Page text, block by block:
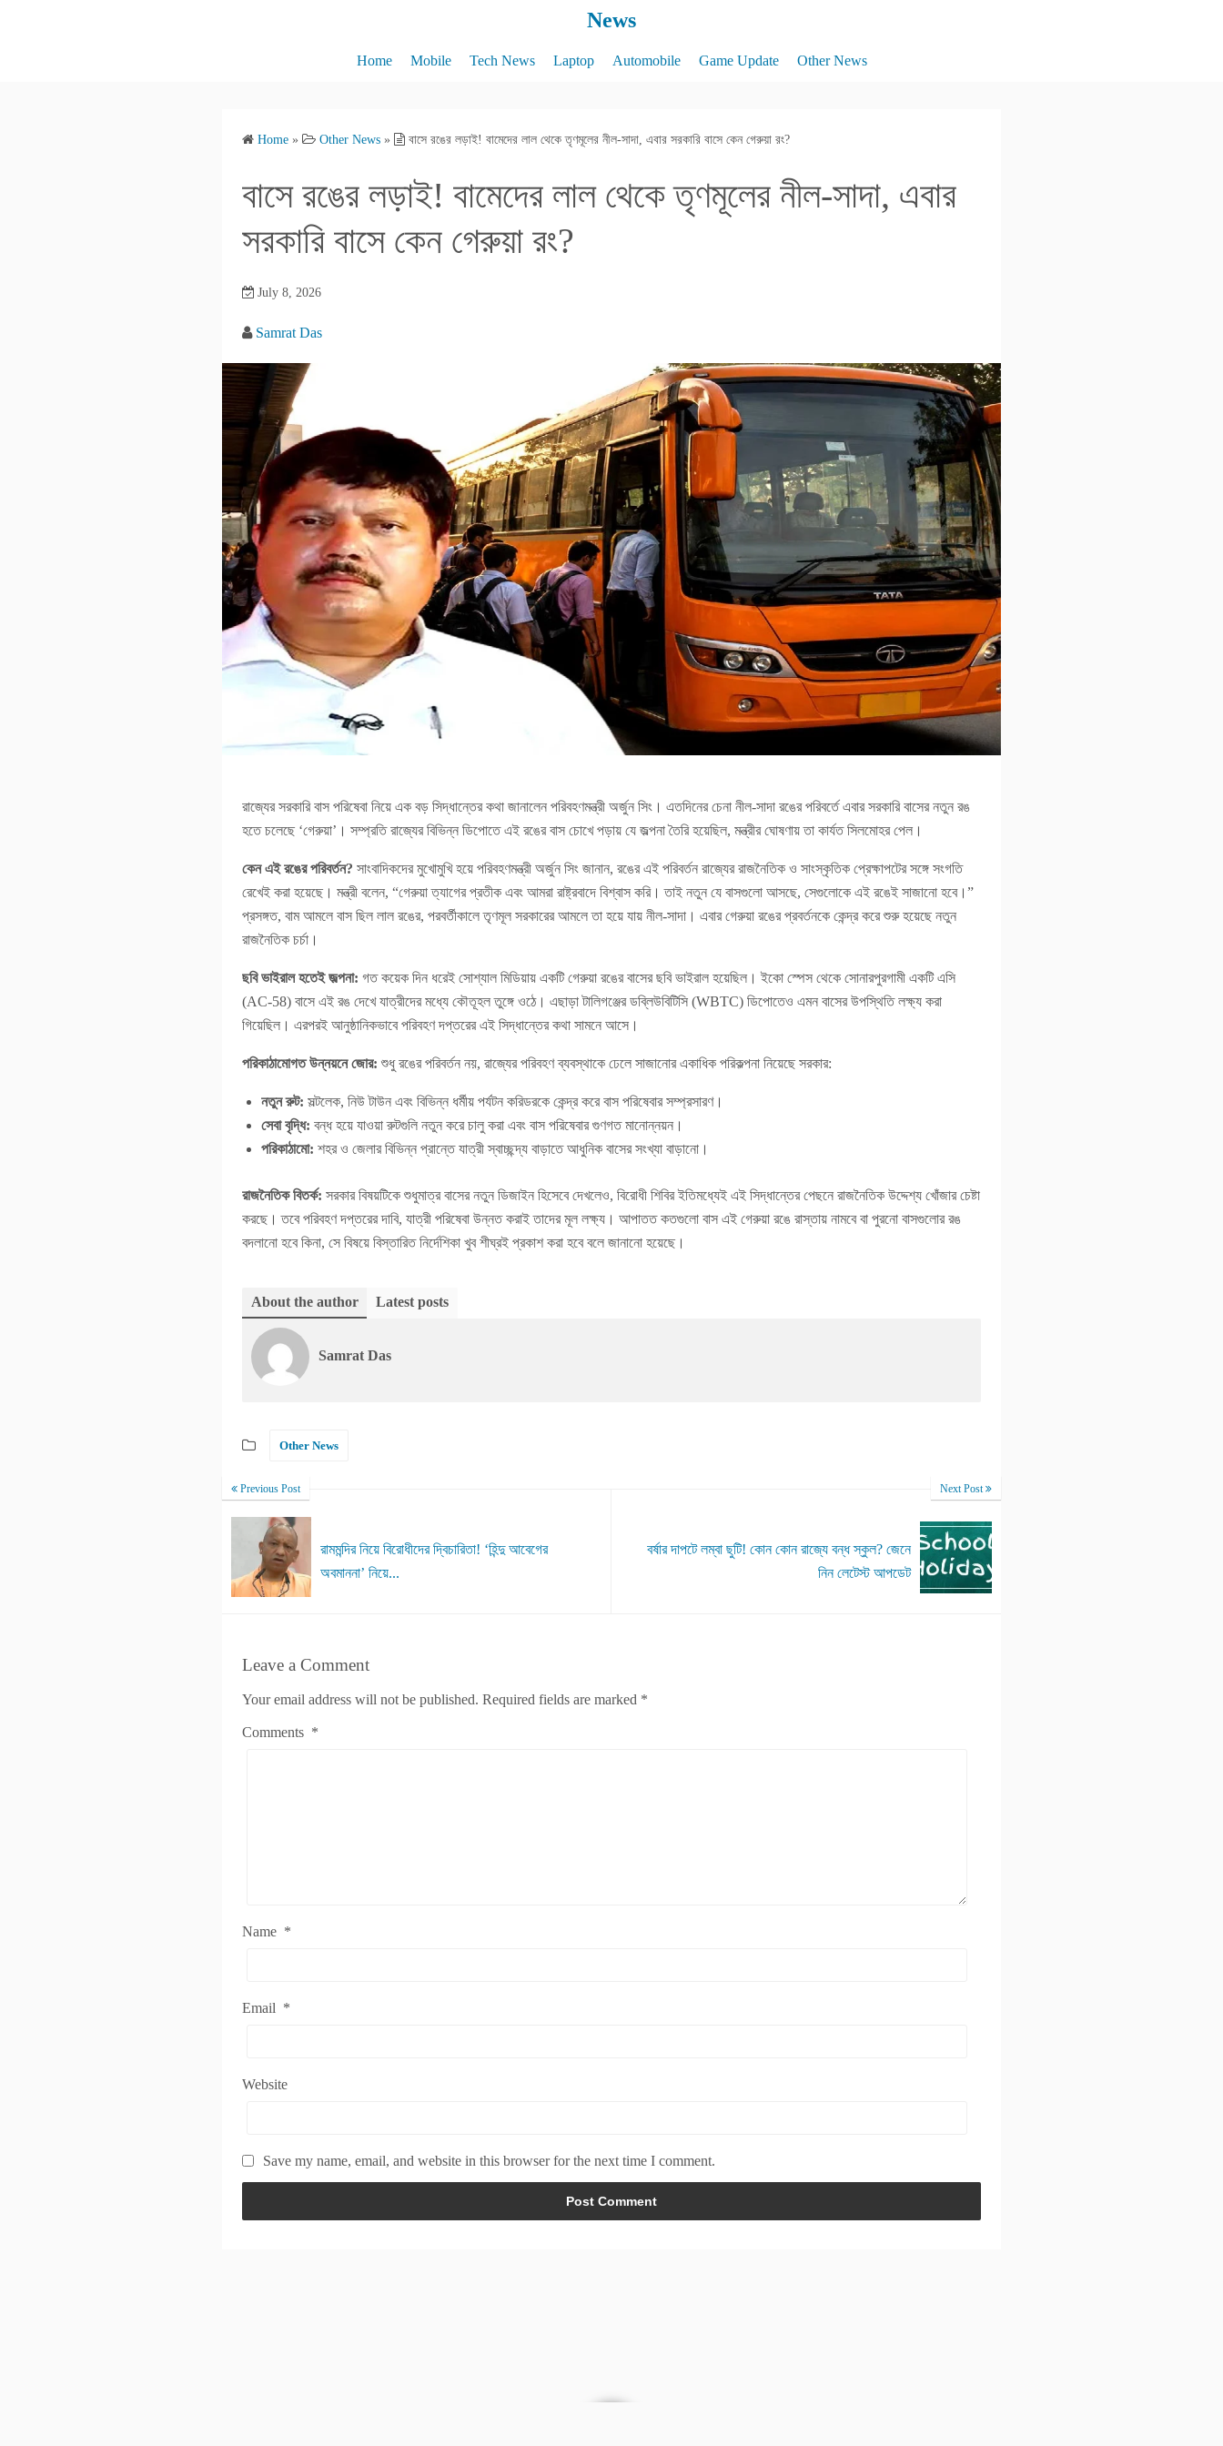
News
Home Mobile Tech News Laptop Automobile Game Update Other News
Home » Other News » বাসে রঙের লড়াই! বামেদের লাল থেকে তৃণমূলের নীল-সাদা, এবার সরকারি বাসে কেন গেরুয়া রং?
বাসে রঙের লড়াই! বামেদের লাল থেকে তৃণমূলের নীল-সাদা, এবার
সরকারি বাসে কেন গেরুয়া রং?
July 8, 2026
Samrat Das
রাজ্যের সরকারি বাস পরিষেবা নিয়ে এক বড় সিদ্ধান্তের কথা জানালেন পরিবহণমন্ত্রী অর্জুন সিং। এতদিনের চেনা নীল-সাদা রঙের পরিবর্তে এবার সরকারি বাসের নতুন রঙ
হতে চলেছে ‘গেরুয়া’। সম্প্রতি রাজ্যের বিভিন্ন ডিপোতে এই রঙের বাস চোখে পড়ায় যে জল্পনা তৈরি হয়েছিল, মন্ত্রীর ঘোষণায় তা কার্যত সিলমোহর পেল।
কেন এই রঙের পরিবর্তন? সাংবাদিকদের মুখোমুখি হয়ে পরিবহণমন্ত্রী অর্জুন সিং জানান, রঙের এই পরিবর্তন রাজ্যের রাজনৈতিক ও সাংস্কৃতিক প্রেক্ষাপটের সঙ্গে সংগতি
রেখেই করা হয়েছে। মন্ত্রী বলেন, “গেরুয়া ত্যাগের প্রতীক এবং আমরা রাষ্ট্রবাদে বিশ্বাস করি। তাই নতুন যে বাসগুলো আসছে, সেগুলোকে এই রঙেই সাজানো হবে।”
প্রসঙ্গত, বাম আমলে বাস ছিল লাল রঙের, পরবর্তীকালে তৃণমূল সরকারের আমলে তা হয়ে যায় নীল-সাদা। এবার গেরুয়া রঙের প্রবর্তনকে কেন্দ্র করে শুরু হয়েছে নতুন
রাজনৈতিক চর্চা।
ছবি ভাইরাল হতেই জল্পনা: গত কয়েক দিন ধরেই সোশ্যাল মিডিয়ায় একটি গেরুয়া রঙের বাসের ছবি ভাইরাল হয়েছিল। ইকো স্পেস থেকে সোনারপুরগামী একটি এসি
(AC-58) বাসে এই রঙ দেখে যাত্রীদের মধ্যে কৌতূহল তুঙ্গে ওঠে। এছাড়া টালিগঞ্জের ডব্লিউবিটিসি (WBTC) ডিপোতেও এমন বাসের উপস্থিতি লক্ষ্য করা
গিয়েছিল। এরপরই আনুষ্ঠানিকভাবে পরিবহণ দপ্তরের এই সিদ্ধান্তের কথা সামনে আসে।
পরিকাঠামোগত উন্নয়নে জোর: শুধু রঙের পরিবর্তন নয়, রাজ্যের পরিবহণ ব্যবস্থাকে ঢেলে সাজানোর একাধিক পরিকল্পনা নিয়েছে সরকার:
নতুন রুট: সল্টলেক, নিউ টাউন এবং বিভিন্ন ধর্মীয় পর্যটন করিডরকে কেন্দ্র করে বাস পরিষেবার সম্প্রসারণ।
সেবা বৃদ্ধি: বন্ধ হয়ে যাওয়া রুটগুলি নতুন করে চালু করা এবং বাস পরিষেবার গুণগত মানোন্নয়ন।
পরিকাঠামো: শহর ও জেলার বিভিন্ন প্রান্তে যাত্রী স্বাচ্ছন্দ্য বাড়াতে আধুনিক বাসের সংখ্যা বাড়ানো।
রাজনৈতিক বিতর্ক: সরকার বিষয়টিকে শুধুমাত্র বাসের নতুন ডিজাইন হিসেবে দেখলেও, বিরোধী শিবির ইতিমধ্যেই এই সিদ্ধান্তের পেছনে রাজনৈতিক উদ্দেশ্য খোঁজার চেষ্টা
করছে। তবে পরিবহণ দপ্তরের দাবি, যাত্রী পরিষেবা উন্নত করাই তাদের মূল লক্ষ্য। আপাতত কতগুলো বাস এই গেরুয়া রঙে রাস্তায় নামবে বা পুরনো বাসগুলোর রঙ
বদলানো হবে কিনা, সে বিষয়ে বিস্তারিত নির্দেশিকা খুব শীঘ্রই প্রকাশ করা হবে বলে জানানো হয়েছে।
About the author Latest posts
Samrat Das
Other News
Previous Post
রামমন্দির নিয়ে বিরোধীদের দ্বিচারিতা! ‘হিন্দু আবেগের
অবমাননা’ নিয়ে...
Next Post
বর্ষার দাপটে লম্বা ছুটি! কোন কোন রাজ্যে বন্ধ স্কুল? জেনে
নিন লেটেস্ট আপডেট
Leave a Comment
Your email address will not be published. Required fields are marked *
Comments *
Name *
Email *
Website
Save my name, email, and website in this browser for the next time I comment.